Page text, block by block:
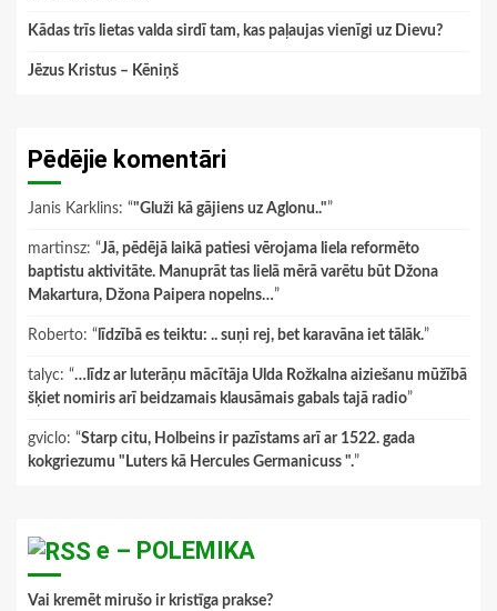
Kādas trīs lietas valda sirdī tam, kas paļaujas vienīgi uz Dievu?
Jēzus Kristus – Kēniņš
Pēdējie komentāri
Janis Karklins: “"Gluži kā gājiens uz Aglonu.."”
martinsz: “Jā, pēdējā laikā patiesi vērojama liela reformēto
baptistu aktivitāte. Manuprāt tas lielā mērā varētu būt Džona
Makartura, Džona Paipera nopelns…”
Roberto: “ līdzībā es teiktu: .. suņi rej, bet karavāna iet tālāk.”
talyc: “…līdz ar luterāņu mācītāja Ulda Rožkalna aiziešanu mūžībā
šķiet nomiris arī beidzamais klausāmais gabals tajā radio”
gviclo: “Starp citu, Holbeins ir pazīstams arī ar 1522. gada
kokgriezumu "Luters kā Hercules Germanicuss ".”
e – POLEMIKA
Vai kremēt mirušo ir kristīga prakse?